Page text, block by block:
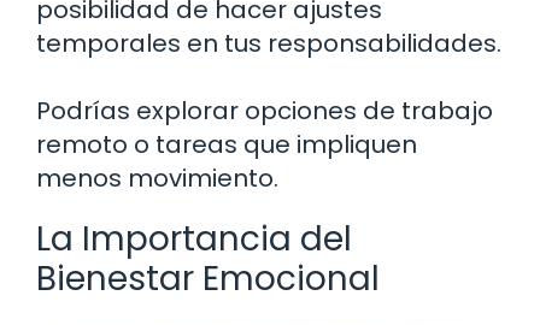
posibilidad de hacer ajustes
temporales en tus responsabilidades.
Podrías explorar opciones de trabajo
remoto o tareas que impliquen
menos movimiento.
La Importancia del
Bienestar Emocional